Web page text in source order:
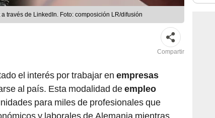
través de LinkedIn. Foto: composición LR/difusión
Compartir
el interés por trabajar en empresas
al país. Esta modalidad de empleo
para miles de profesionales que
y laborales de Alemania mientras
de